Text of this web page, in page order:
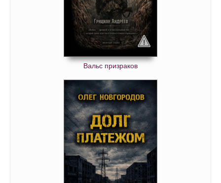
Вальс призраков